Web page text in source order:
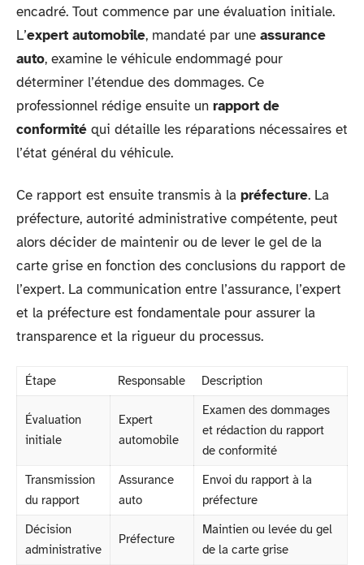
encadré. Tout commence par une évaluation initiale.
L’expert automobile, mandaté par une assurance
auto, examine le véhicule endommagé pour
déterminer l’étendue des dommages. Ce
professionnel rédige ensuite un rapport de
conformité qui détaille les réparations nécessaires et
l’état général du véhicule.
Ce rapport est ensuite transmis à la préfecture. La
préfecture, autorité administrative compétente, peut
alors décider de maintenir ou de lever le gel de la
carte grise en fonction des conclusions du rapport de
l’expert. La communication entre l’assurance, l’expert
et la préfecture est fondamentale pour assurer la
transparence et la rigueur du processus.
Étape Responsable Description
Évaluation
initiale
Expert
automobile
Examen des dommages
et rédaction du rapport
de conformité
Transmission
du rapport
Assurance
auto
Envoi du rapport à la
préfecture
Décision
administrative
Préfecture
Maintien ou levée du gel
de la carte grise